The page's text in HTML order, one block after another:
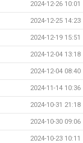
2024-12-26 10:01
2024-12-25 14:23
2024-12-19 15:51
2024-12-04 13:18
2024-12-04 08:40
2024-11-14 10:36
2024-10-31 21:18
2024-10-30 09:06
2024-10-23 10:11